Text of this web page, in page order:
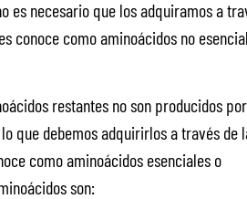
es necesario que los adquiramos a
conoce como aminoácidos no
restantes no son producidos por
que debemos adquirirlos a través de
como aminoácidos esenciales o
son: